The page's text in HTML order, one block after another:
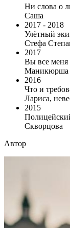
Ни слова о
Саша
2017 - 2018
Улётный
Стефа
2017
Вы все меня
Маникюрша
2016
Что и
Лариса,
2015
Скворцова
Автор